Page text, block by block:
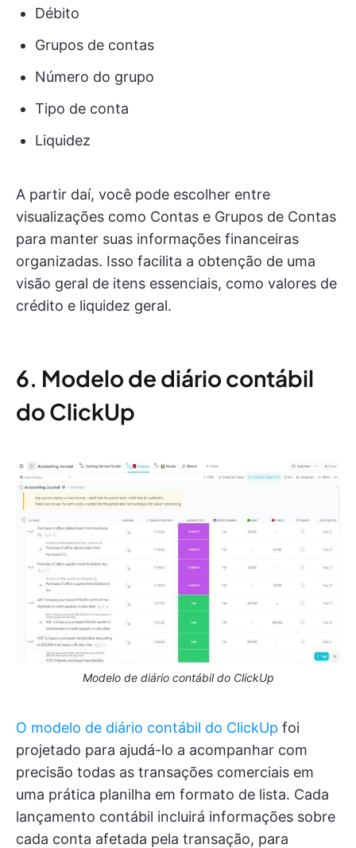
Débito
Grupos de contas
Número do grupo
Tipo de conta
Liquidez
A partir daí, você pode escolher entre
visualizações como Contas e Grupos de Contas
para manter suas informações financeiras
organizadas. Isso facilita a obtenção de uma
visão geral de itens essenciais, como valores de
crédito e liquidez geral.
6. Modelo de diário contábil
do ClickUp
Modelo de diário contábil do ClickUp
O modelo de diário contábil do ClickUp foi
projetado para ajudá-lo a acompanhar com
precisão todas as transações comerciais em
uma prática planilha em formato de lista. Cada
lançamento contábil incluirá informações sobre
cada conta afetada pela transação, para